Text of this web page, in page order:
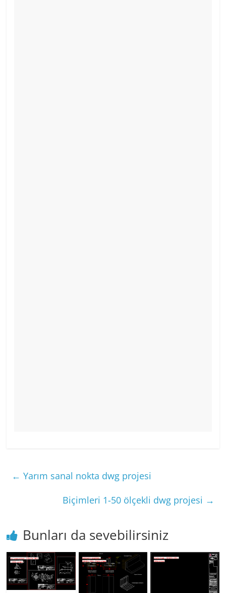
← Yarım sanal nokta dwg projesi
Biçimleri 1-50 ölçekli dwg projesi →
Bunları da sevebilirsiniz